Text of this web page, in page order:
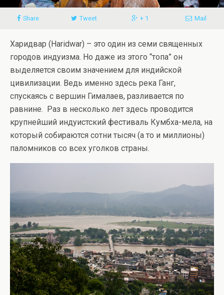
Share Tweet + 1 Mail
Харидвар (Haridwar) – это один из семи священных
городов индуизма. Но даже из этого “топа” он
выделяется своим значением для индийской
цивилизации. Ведь именно здесь река Ганг,
спускаясь с вершин Гималаев, разливается по
равнине. Раз в несколько лет здесь проводится
крупнейший индуистский фестиваль Кумбха-мела, на
который собираются сотни тысяч (а то и миллионы)
паломников со всех уголков страны.